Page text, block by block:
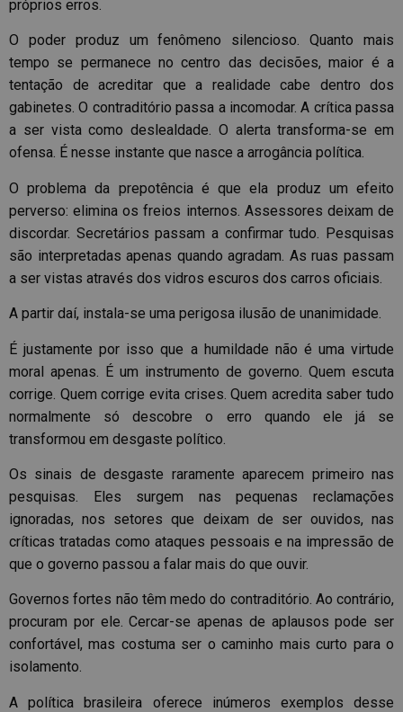
próprios erros.
O poder produz um fenômeno silencioso. Quanto mais
tempo se permanece no centro das decisões, maior é a
tentação de acreditar que a realidade cabe dentro dos
gabinetes. O contraditório passa a incomodar. A crítica passa
a ser vista como deslealdade. O alerta transforma-se em
ofensa. É nesse instante que nasce a arrogância política.
O problema da prepotência é que ela produz um efeito
perverso: elimina os freios internos. Assessores deixam de
discordar. Secretários passam a confirmar tudo. Pesquisas
são interpretadas apenas quando agradam. As ruas passam
a ser vistas através dos vidros escuros dos carros oficiais.
A partir daí, instala-se uma perigosa ilusão de unanimidade.
É justamente por isso que a humildade não é uma virtude
moral apenas. É um instrumento de governo. Quem escuta
corrige. Quem corrige evita crises. Quem acredita saber tudo
normalmente só descobre o erro quando ele já se
transformou em desgaste político.
Os sinais de desgaste raramente aparecem primeiro nas
pesquisas. Eles surgem nas pequenas reclamações
ignoradas, nos setores que deixam de ser ouvidos, nas
críticas tratadas como ataques pessoais e na impressão de
que o governo passou a falar mais do que ouvir.
Governos fortes não têm medo do contraditório. Ao contrário,
procuram por ele. Cercar-se apenas de aplausos pode ser
confortável, mas costuma ser o caminho mais curto para o
isolamento.
A política brasileira oferece inúmeros exemplos desse